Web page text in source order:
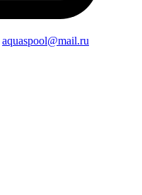
aquaspool@mail.ru